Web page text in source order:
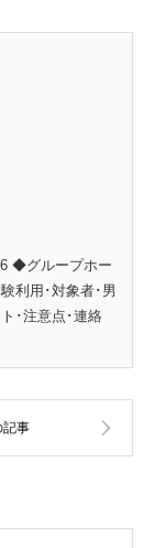
◆グループホー
利用･対象者･男
･注意点･連絡